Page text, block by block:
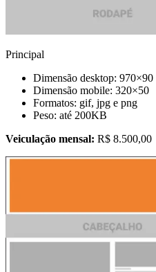
Principal
Dimensão desktop: 970×90
Dimensão mobile: 320×50
Formatos: gif, jpg e png
Peso: até 200KB
Veiculação mensal: R$ 8.500,00